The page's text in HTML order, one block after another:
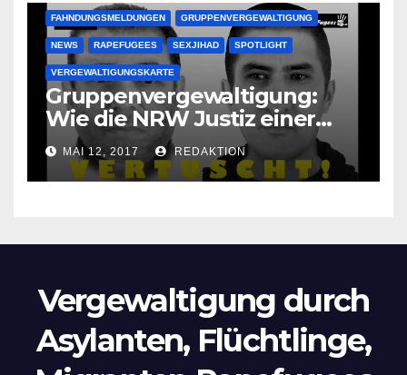
FAHNDUNGSMELDUNGEN GRUPPENVERGEWALTIGUNG
NEWS RAPEFUGEES SEXJIHAD SPOTLIGHT
VERGEWALTIGUNGSKARTE
Gruppenvergewaltigung:
Wie die NRW Justiz einer
Lokalzeitung verbietet diese
Bilder zu veröffentlichen
MAI 12, 2017 REDAKTION
Vergewaltigung durch
Asylanten, Flüchtlinge,